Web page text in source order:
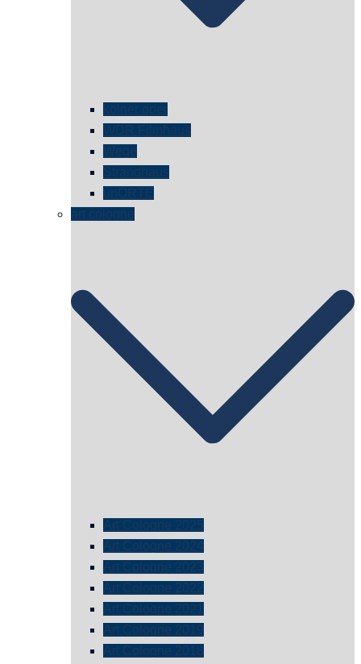
kölner oper
WDR Filmhaus
Wege
Strandhaus
unORTE
art cologne
Art Cologne 2025
Art Cologne 2024
Art Cologne 2023
Art Cologne 2022
Art Cologne 2021
Art Cologne 2019
Art Cologne 2018